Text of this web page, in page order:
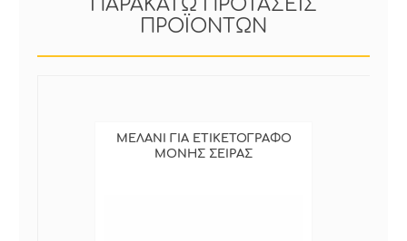
ΠΑΡΑΚΑΤΩ ΠΡΟΤΑΣΕΙΣ
ΠΡΟΪΟΝΤΩΝ
ΜΕΛΑΝΙ ΓΙΑ ΕΤΙΚΕΤΟΓΡΑΦΟ
ΜΟΝΗΣ ΣΕΙΡΑΣ